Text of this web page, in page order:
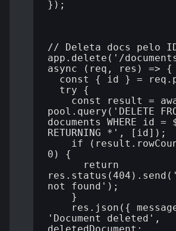
});
// Deleta docs pelo
app.delete('/
async (req, res) => {
const { id } =
try {
const result =
pool.query('DELETE
documents WHERE id =
RETURNING *', [id]);
if
0) {
return
not found');
}
res.json({
'Document deleted',